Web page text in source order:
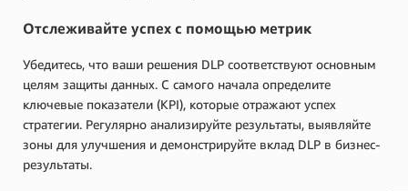
Отслеживайте успех с помощью метрик
Убедитесь, что ваши решения DLP соответствуют основным
целям защиты данных. С самого начала определите
ключевые показатели (KPI), которые отражают успех
стратегии. Регулярно анализируйте результаты, выявляйте
зоны для улучшения и демонстрируйте вклад DLP в бизнес-
результаты.